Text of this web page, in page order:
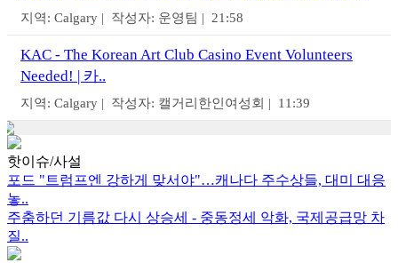
지역: Calgary | 작성자: 운영팀 | 21:58
KAC - The Korean Art Club Casino Event Volunteers
Needed! | 카..
지역: Calgary | 작성자: 캘거리한인여성회 | 11:39
핫이슈/사설
포드 "트럼프엔 강하게 맞서야"…캐나다 주수상들, 대미 대응
놓..
주춤하던 기름값 다시 상승세 - 중동정세 악화, 국제공급망 차
질..